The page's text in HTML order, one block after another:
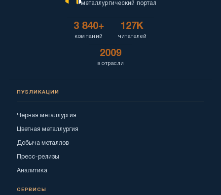
металлургический портал
3 840+
компаний
127K
читателей
2009
в отрасли
ПУБЛИКАЦИИ
Черная металлургия
Цветная металлургия
Добыча металлов
Пресс-релизы
Аналитика
СЕРВИСЫ